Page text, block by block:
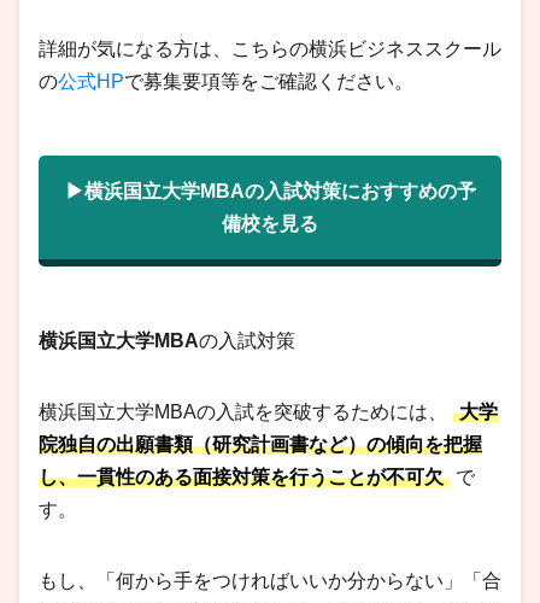
詳細が気になる方は、こちらの横浜ビジネススクール
の公式HPで募集要項等をご確認ください。
▶横浜国立大学MBAの入試対策におすすめの予
備校を見る
横浜国立大学MBAの入試対策
横浜国立大学MBAの入試を突破するためには、
大学
院独自の出願書類（研究計画書など）の傾向を把握
し、一貫性のある面接対策を行うことが不可欠
で
す。
もし、「何から手をつければいいか分からない」「合